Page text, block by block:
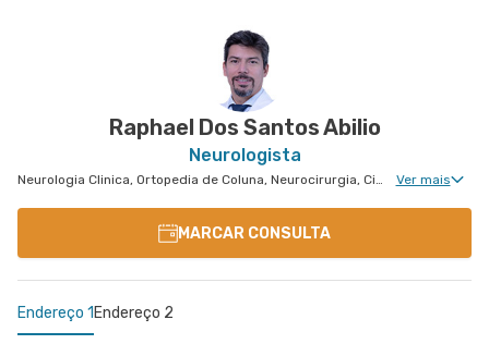
Raphael Dos Santos Abilio
Neurologista
Neurologia Clinica, Ortopedia de Coluna, Neurocirurgia, Cirurgia de Coluna, Neurologia Vascular, Neurocirurgia Oncológica, Clínica da Dor Geral, Neurocirurgia de Coluna Ver mais
MARCAR CONSULTA
Endereço 1 Endereço 2